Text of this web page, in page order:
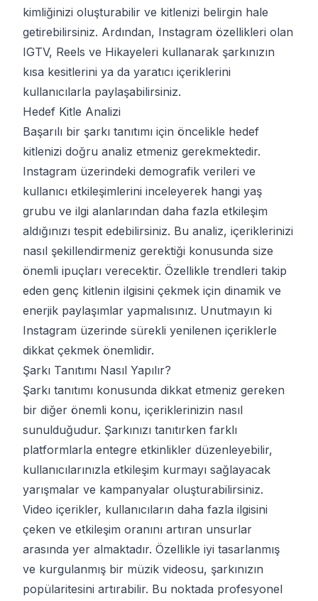
kimliğinizi oluşturabilir ve kitlenizi belirgin hale
getirebilirsiniz. Ardından, Instagram özellikleri olan
IGTV, Reels ve Hikayeleri kullanarak şarkınızın
kısa kesitlerini ya da yaratıcı içeriklerini
kullanıcılarla paylaşabilirsiniz.
Hedef Kitle Analizi
Başarılı bir şarkı tanıtımı için öncelikle hedef
kitlenizi doğru analiz etmeniz gerekmektedir.
Instagram üzerindeki demografik verileri ve
kullanıcı etkileşimlerini inceleyerek hangi yaş
grubu ve ilgi alanlarından daha fazla etkileşim
aldığınızı tespit edebilirsiniz. Bu analiz, içeriklerinizi
nasıl şekillendirmeniz gerektiği konusunda size
önemli ipuçları verecektir. Özellikle trendleri takip
eden genç kitlenin ilgisini çekmek için dinamik ve
enerjik paylaşımlar yapmalısınız. Unutmayın ki
Instagram üzerinde sürekli yenilenen içeriklerle
dikkat çekmek önemlidir.
Şarkı Tanıtımı Nasıl Yapılır?
Şarkı tanıtımı konusunda dikkat etmeniz gereken
bir diğer önemli konu, içeriklerinizin nasıl
sunulduğudur. Şarkınızı tanıtırken farklı
platformlarla entegre etkinlikler düzenleyebilir,
kullanıcılarınızla etkileşim kurmayı sağlayacak
yarışmalar ve kampanyalar oluşturabilirsiniz.
Video içerikler, kullanıcıların daha fazla ilgisini
çeken ve etkileşim oranını artıran unsurlar
arasında yer almaktadır. Özellikle iyi tasarlanmış
ve kurgulanmış bir müzik videosu, şarkınızın
popülaritesini artırabilir. Bu noktada profesyonel